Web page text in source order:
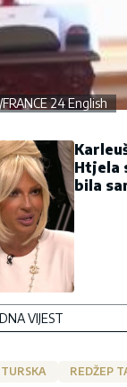
24 English
Htjela
bila
VIJEST
TURSKA REDŽEP